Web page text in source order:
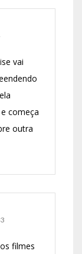
vai
começa
outra
filmes